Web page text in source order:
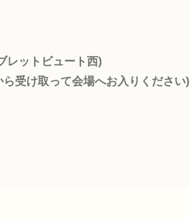
レットビュート西)
受け取って会場へお入りください)